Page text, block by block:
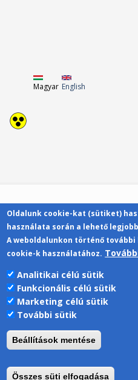
Magyar English
Pécsi
Informatikai
Oldalunk cookie-kat (sütiket)
használata során a lehető
A weboldalunkon történő
cookie-k használatához.
Analitikai célú sütik
Funkcionális célú sütik
Marketing célú sütik
További sütik
Beállítások mentése
Összes süti elfogadása